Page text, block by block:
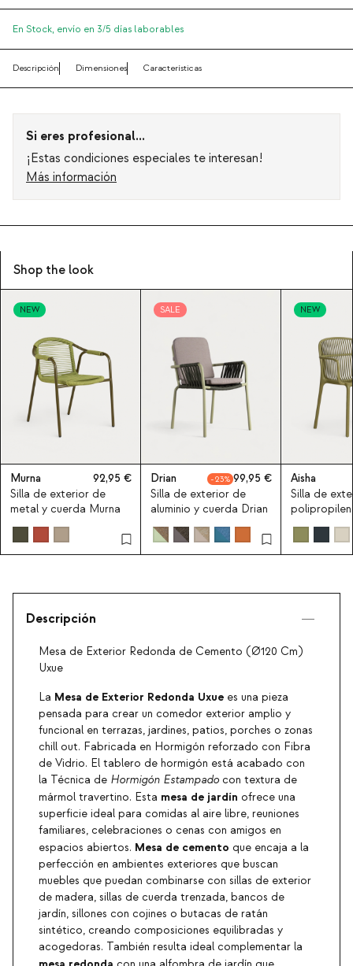
En Stock, envío en 3/5 días laborables
Descripción Dimensiones Características
Si eres profesional...
¡Estas condiciones especiales te interesan!
Más información
Shop the look
NEW
Murna
92,95
Silla de exterior de
metal y cuerda Murna
SALE
Drian 23
99,95
Silla de exterior de
aluminio y cuerda Drian
NEW
Aisha
Silla de
Descripción
Mesa de Exterior Redonda de Cemento (Ø120 Cm)
Uxue
La Mesa de Exterior Redonda Uxue es una pieza
pensada para crear un comedor exterior amplio y
funcional en terrazas, jardines, patios, porches o zonas
chill out. Fabricada en Hormigón reforzado con Fibra
de Vidrio. El tablero de hormigón está acabado con
la Técnica de Hormigón Estampado con textura de
mármol travertino. Esta mesa de jardín ofrece una
superficie ideal para comidas al aire libre, reuniones
familiares, celebraciones o cenas con amigos en
espacios abiertos. Mesa de cemento que encaja a la
perfección en ambientes exteriores que buscan
muebles que puedan combinarse con sillas de exterior
de madera, sillas de cuerda trenzada, bancos de
jardín, sillones con cojines o butacas de ratán
sintético, creando composiciones equilibradas y
acogedoras. También resulta ideal complementar la